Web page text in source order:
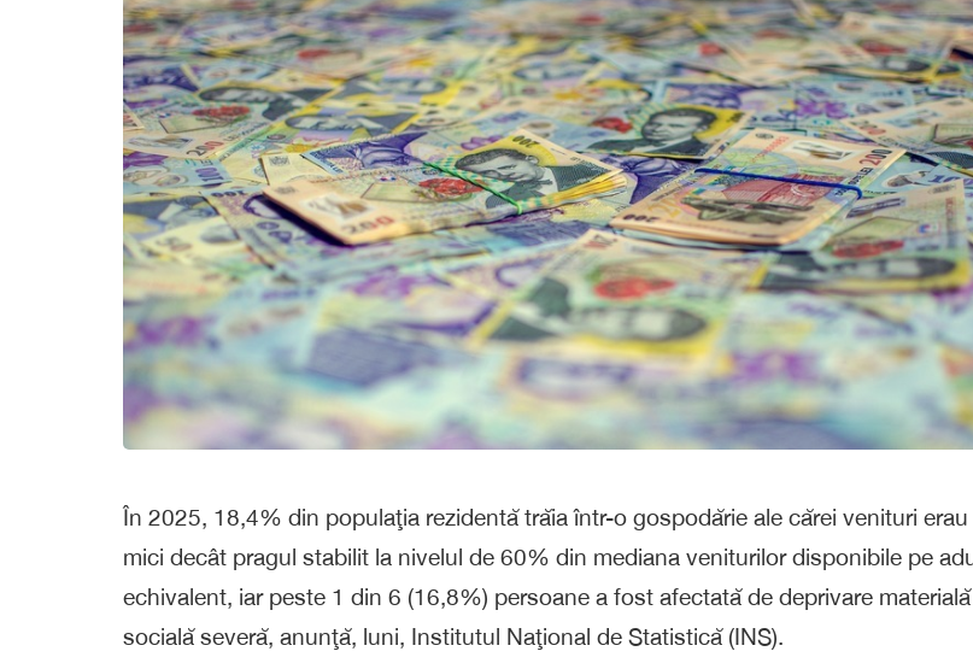
În 2025, 18,4% din populaţia rezidentă trăia într-o gospodărie ale cărei venituri erau
mici decât pragul stabilit la nivelul de 60% din mediana veniturilor disponibile pe
echivalent, iar peste 1 din 6 (16,8%) persoane a fost afectată de deprivare
socială severă, anunţă, luni, Institutul Naţional de Statistică (INS).